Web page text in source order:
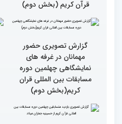
سطح مسابقات قرآنی در
کشور ایران بالاست/ تعریف
استادم از دقت نمره دادن در
این مسابقات
بالاترین سطح برگزاری
مسابقات قرآن را در ایران
شاهد بودم